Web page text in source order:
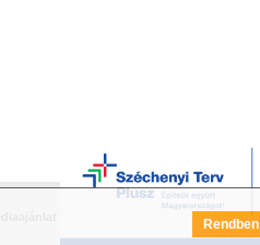
Széchenyi Terv Pályázat FAQ
Rendben